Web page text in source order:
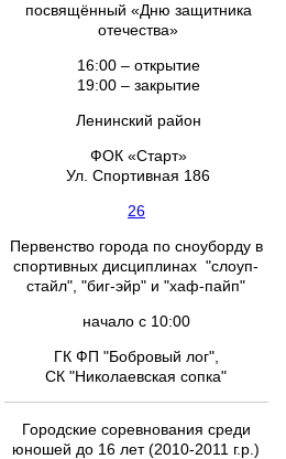
посвящённый «Дню защитника
отечества»
16:00 – открытие
19:00 – закрытие
Ленинский район
ФОК «Старт»
Ул. Спортивная 186
26
Первенство города по сноуборду в
спортивных дисциплинах "слоуп-
стайл", "биг-эйр" и "хаф-пайп"
начало с 10:00
ГК ФП "Бобровый лог",
СК "Николаевская сопка"
Городские соревнования среди
юношей до 16 лет (2010-2011 г.р.)